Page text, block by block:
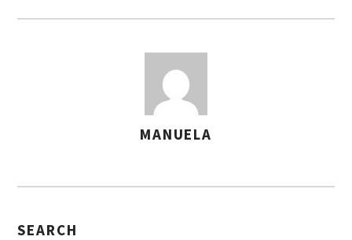
S
G
MANUELA
SEARCH